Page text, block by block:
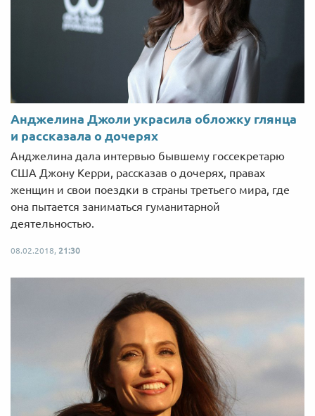
Анджелина Джоли украсила обложку глянца
и рассказала о дочерях
Анджелина дала интервью бывшему госсекретарю
США Джону Керри, рассказав о дочерях, правах
женщин и свои поездки в страны третьего мира, где
она пытается заниматься гуманитарной
деятельностью.
08.02.2018, 21:30